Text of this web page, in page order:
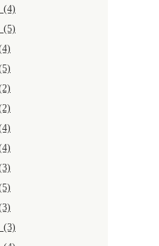
(4)
(5)
(3)